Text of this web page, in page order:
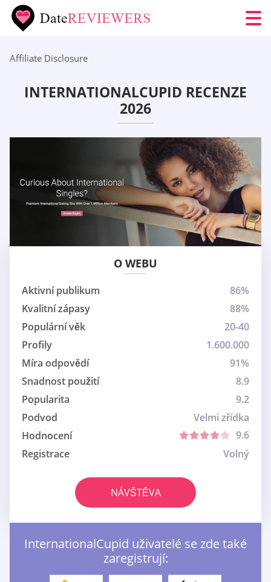
Affiliate Disclosure
INTERNATIONALCUPID RECENZE
2026
O WEBU
Aktivní publikum
86%
Kvalitní zápasy
88%
Populární věk
20-40
Profily
1.600.000
Míra odpovědí
91%
Snadnost použití
8.9
Popularita
9.2
Podvod
Velmi zřídka
Hodnocení
9.6
Registrace
Volný
NÁVŠTĚVA
InternationalCupid uživatelé se zde také
zaregistrují: